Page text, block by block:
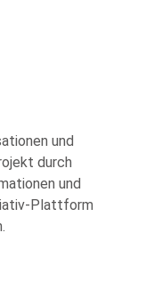
und
durch
und
Plattform